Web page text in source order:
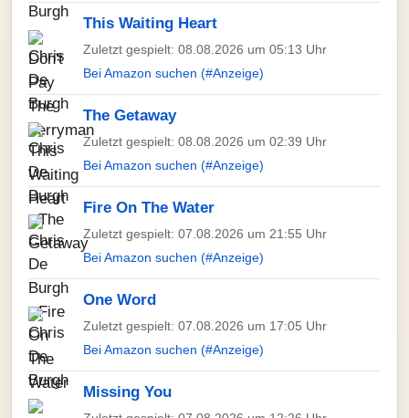
This Waiting Heart
Zuletzt gespielt: 08.08.2026 um 05:13 Uhr
Bei Amazon suchen (#Anzeige)
The Getaway
Zuletzt gespielt: 08.08.2026 um 02:39 Uhr
Bei Amazon suchen (#Anzeige)
Fire On The Water
Zuletzt gespielt: 07.08.2026 um 21:55 Uhr
Bei Amazon suchen (#Anzeige)
One Word
Zuletzt gespielt: 07.08.2026 um 17:05 Uhr
Bei Amazon suchen (#Anzeige)
Missing You